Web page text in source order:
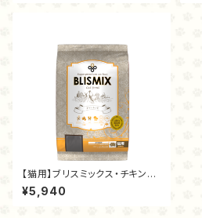
【猫用】ブリスミックス・チキン（2
キロ）
¥5,940